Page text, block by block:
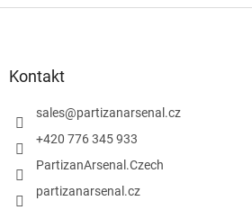
Kontakt
sales@partizanarsenal.cz
+420 776 345 933
PartizanArsenal.Czech
partizanarsenal.cz